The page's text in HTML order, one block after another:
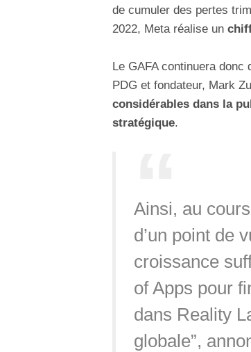
de cumuler des pertes
2022, Meta réalise un
Le GAFA continuera
PDG et fondateur, Mark
considérables dans la
stratégique.
Ainsi, au
d’un point de
croissance
of Apps pour
dans Reality
globale”,